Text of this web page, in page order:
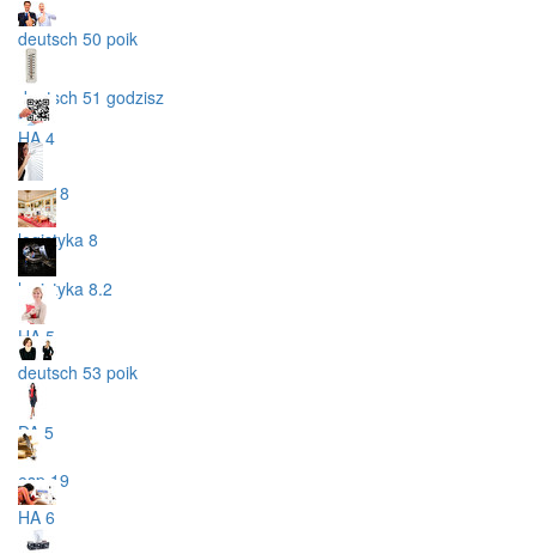
deutsch 50 poik
deutsch 51 godzisz
HA 4
esp 18
logistyka 8
logistyka 8.2
HA 5
deutsch 53 poik
DA 5
esp 19
HA 6